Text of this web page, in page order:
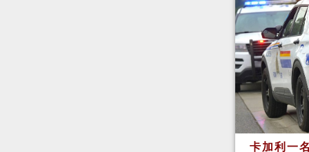
卡加利一